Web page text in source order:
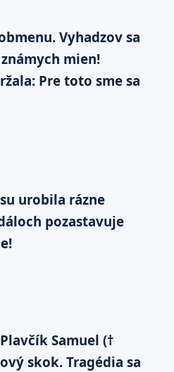
Vyhadzov sa
mien!
Pre toto sme sa
urobila rázne
pozastavuje
Samuel (†
skok. Tragédia sa